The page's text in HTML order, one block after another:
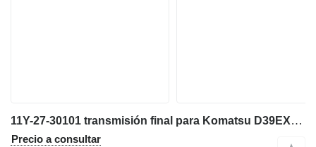
11Y-27-30101 transmisión final para Komatsu D39EX-22 D39PX-22 bulldozer
Precio a consultar